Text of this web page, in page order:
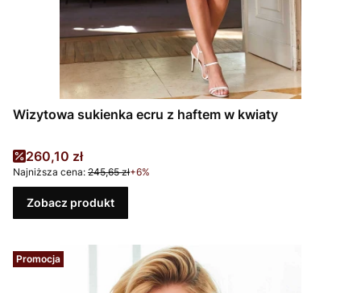
Wizytowa sukienka ecru z haftem w kwiaty
Cena promocyjna
260,10 zł
Najniższa cena: 245,65 zł+6%
Zobacz produkt
Promocja